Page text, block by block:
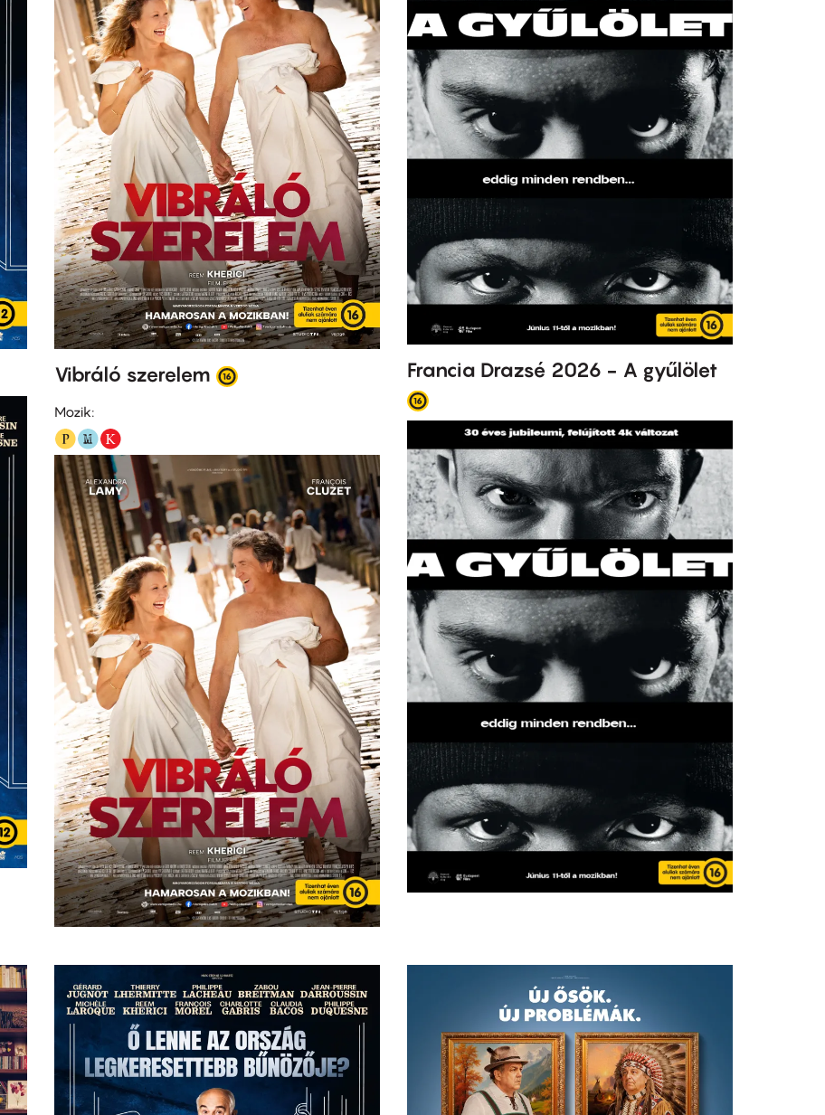
Vibráló szerelem
Mozik:
Francia Drazsé 2026 - A gyűlölet